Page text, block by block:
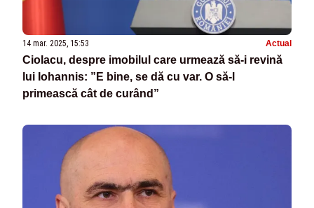
14 mar. 2025, 15:53 Actual
Ciolacu, despre imobilul care urmează să-i revină
lui Iohannis: ”E bine, se dă cu var. O să-l
primească cât de curând”